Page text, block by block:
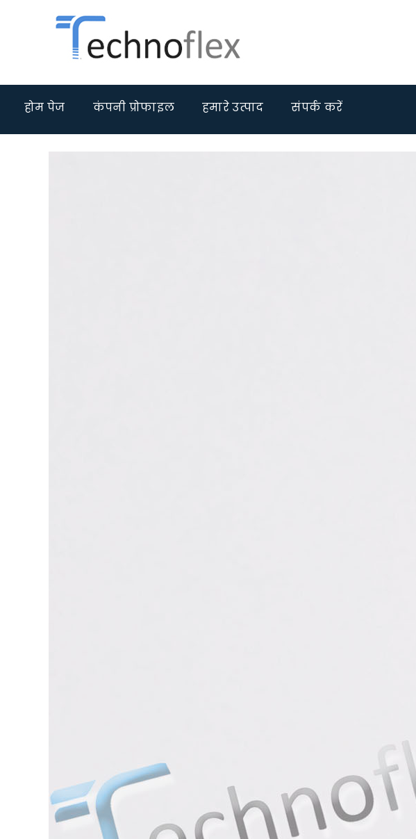
होम पेज कंपनी प्रोफाइल हमारे उत्पाद संपर्क करें